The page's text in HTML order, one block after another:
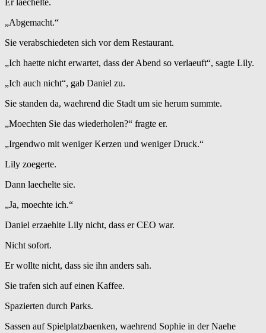
Er laechelte.
„Abgemacht.“
Sie verabschiedeten sich vor dem Restaurant.
„Ich haette nicht erwartet, dass der Abend so verlaeuft“, sagte Lily.
„Ich auch nicht“, gab Daniel zu.
Sie standen da, waehrend die Stadt um sie herum summte.
„Moechten Sie das wiederholen?“ fragte er.
„Irgendwo mit weniger Kerzen und weniger Druck.“
Lily zoegerte.
Dann laechelte sie.
„Ja, moechte ich.“
Daniel erzaehlte Lily nicht, dass er CEO war.
Nicht sofort.
Er wollte nicht, dass sie ihn anders sah.
Sie trafen sich auf einen Kaffee.
Spazierten durch Parks.
Sassen auf Spielplatzbaenken, waehrend Sophie in der Naehe